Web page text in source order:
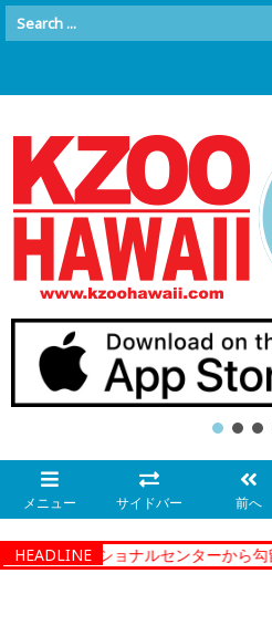
メニュー サイドバー 前へ
HEADLINE
ーコレクショナルセンターから勾